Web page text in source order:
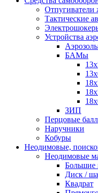
Тактические
Устройства
БАМы
ЗИП
Перцовые
Наручники
Кобуры
Неодимовые,
Неодимовые
Большие
Диск /
Квадрат